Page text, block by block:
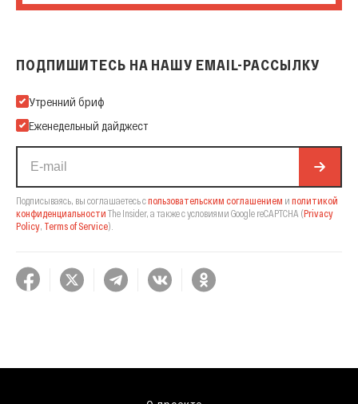
ПОДПИШИТЕСЬ НА НАШУ EMAIL-РАССЫЛКУ
Подпишитесь на нашу Email-рассылку
Утренний бриф
Еженедельный дайджест
Подписываясь, вы соглашаетесь спользовательским соглашением и политикой
конфиденциальности The Insider, а также с условиями Google reCAPTCHA (Privacy
Policy Terms of Service).